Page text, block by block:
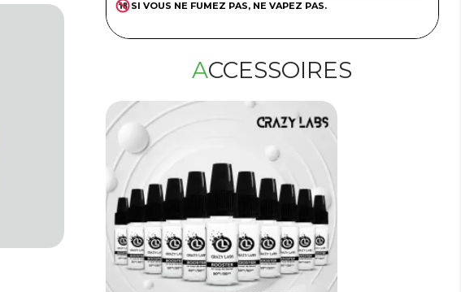
SI VOUS NE FUMEZ PAS, NE VAPEZ PAS.
ACCESSOIRES